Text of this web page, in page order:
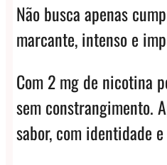
Não busca apenas
marcante, intenso e
Com 2 mg de nicotina
sem constrangimento.
sabor, com identidade